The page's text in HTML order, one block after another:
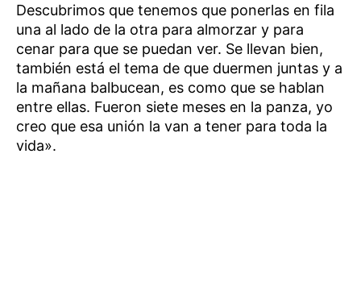
Descubrimos que tenemos que ponerlas en fila
una al lado de la otra para almorzar y para
cenar para que se puedan ver. Se llevan bien,
también está el tema de que duermen juntas y a
la mañana balbucean, es como que se hablan
entre ellas. Fueron siete meses en la panza, yo
creo que esa unión la van a tener para toda la
vida».